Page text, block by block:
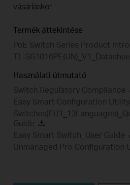
vásárláskor.
Termék áttekintése
PoE Switch Series Product
TL-
Használati útmutató
Switch Regulatory Compliance
Easy Smart Configuration
Guide
Easy Smart Switch_User Guide
Unmanaged Pro Configuration